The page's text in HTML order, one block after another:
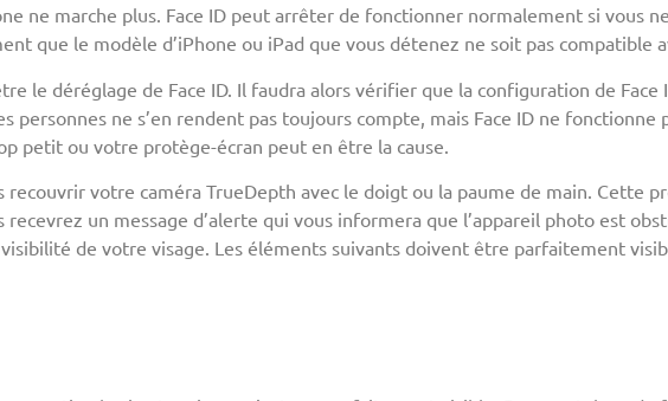
ne marche plus. Face ID peut arrêter de fonctionner normalement si vous
que le modèle d’iPhone ou iPad que vous détenez ne soit pas compatible
le déréglage de Face ID. Il faudra alors vérifier que la configuration de
personnes ne s’en rendent pas toujours compte, mais Face ID ne fonctionne
petit ou votre protège-écran peut en être la cause.
recouvrir votre caméra TrueDepth avec le doigt ou la paume de main. Cette
recevrez un message d’alerte qui vous informera que l’appareil photo est
de votre visage. Les éléments suivants doivent être parfaitement